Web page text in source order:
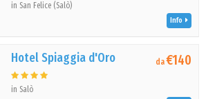
in San Felice (Salò)
Info
Hotel Spiaggia d'Oro
in Salò
da€140